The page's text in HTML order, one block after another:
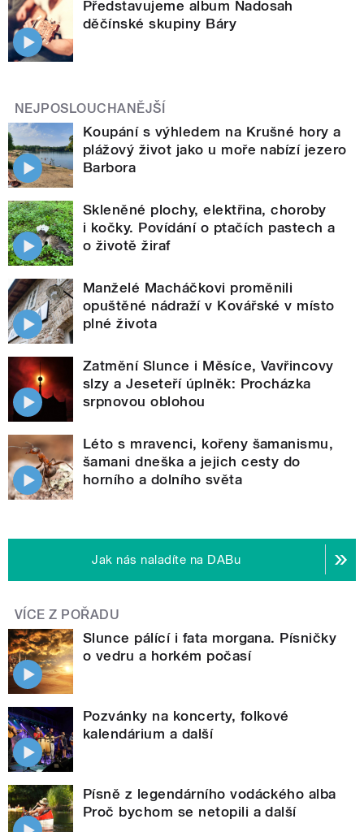
Představujeme album Nadosah
děčínské skupiny Báry
NEJPOSLOUCHANĚJŠÍ
Koupání s výhledem na Krušné hory a
plážový život jako u moře nabízí jezero
Barbora
Skleněné plochy, elektřina, choroby
i kočky. Povídání o ptačích pastech a
o životě žiraf
Manželé Macháčkovi proměnili
opuštěné nádraží v Kovářské v místo
plné života
Zatmění Slunce i Měsíce, Vavřincovy
slzy a Jeseteří úplněk: Procházka
srpnovou oblohou
Léto s mravenci, kořeny šamanismu,
šamani dneška a jejich cesty do
horního a dolního světa
Jak nás naladíte na DABu
VÍCE Z POŘADU
Slunce pálící i fata morgana. Písničky
o vedru a horkém počasí
Pozvánky na koncerty, folkové
kalendárium a další
Písně z legendárního vodáckého alba
Proč bychom se netopili a další